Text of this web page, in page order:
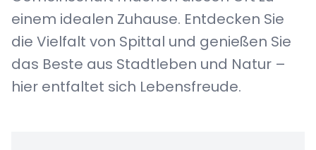
einem idealen Zuhause. Entdecken Sie
die Vielfalt von Spittal und genießen Sie
das Beste aus Stadtleben und Natur –
hier entfaltet sich Lebensfreude.